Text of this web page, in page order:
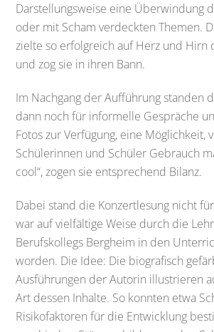
Darstellungsweise eine Überwindung
oder mit Scham verdeckten Themen.
zielte so erfolgreich auf Herz und Hirn
und zog sie in ihren Bann.
Im Nachgang der Aufführung standen
dann noch für informelle Gespräche
Fotos zur Verfügung, eine Möglichkeit,
Schülerinnen und Schüler Gebrauch
cool“, zogen sie entsprechend Bilanz.
Dabei stand die Konzertlesung nicht
war auf vielfältige Weise durch die
Berufskollegs Bergheim in den
worden. Die Idee: Die biografisch
Ausführungen der Autorin illustrieren
Art dessen Inhalte. So konnten etwa
Risikofaktoren für die Entwicklung